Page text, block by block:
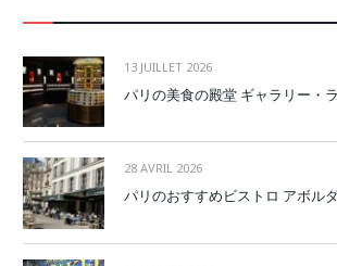
13 JUILLET 2026
パリの美食の殿堂 ギャラリー・
28 AVRIL 2026
パリのおすすめビストロ アボル